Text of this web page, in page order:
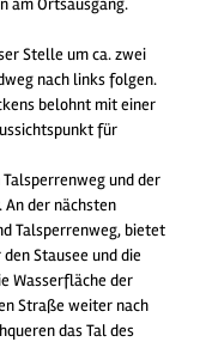
Stelle um ca. zwei
nach links folgen.
belohnt mit einer
für
und der
der nächsten
Talsperrenweg, bietet
Stausee und die
Wasserfläche der
Straße weiter nach
das Tal des